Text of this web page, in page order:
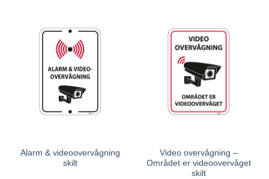
Alarm & videoovervågning
skilt
Video overvågning –
Området er videoovervåget
skilt